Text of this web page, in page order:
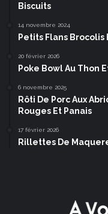
Biscuits
14 novembre 2024
Petits Flans Brocolis
20 février 2026
Poke Bowl Au Thon
6 novembre 2025
Rôti De Porc Aux
Rouges Et Panais
17 février 2026
Rillettes De